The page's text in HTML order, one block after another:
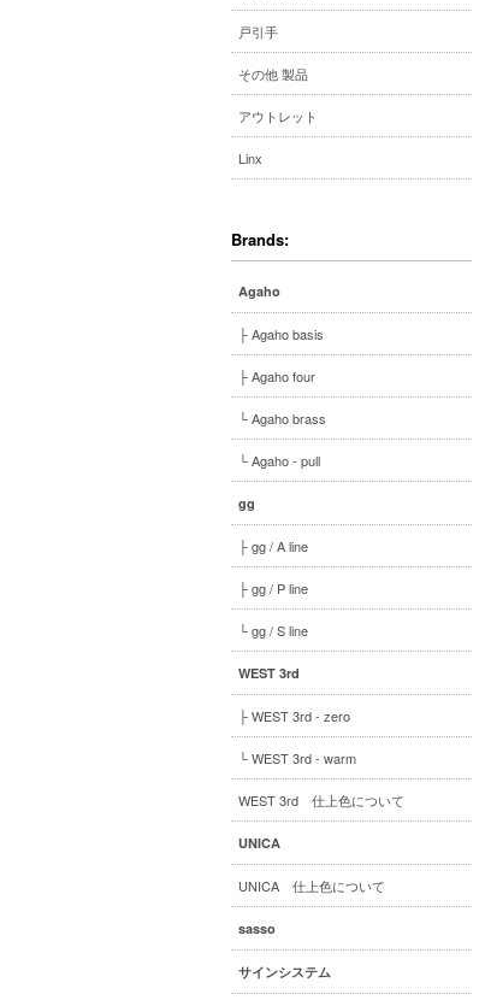
戸引手
その他 製品
アウトレット
Linx
Brands:
Agaho
├ Agaho basis
├ Agaho four
└ Agaho brass
└ Agaho - pull
gg
├ gg / A line
├ gg / P line
└ gg / S line
WEST 3rd
├ WEST 3rd - zero
└ WEST 3rd - warm
WEST 3rd 仕上色について
UNICA
UNICA 仕上色について
sasso
サインシステム